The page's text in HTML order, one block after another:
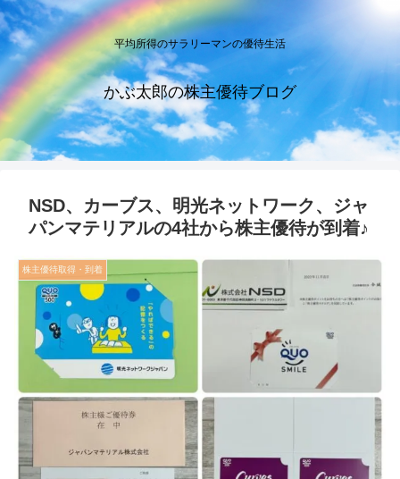
平均所得のサラリーマンの優待生活
かぶ太郎の株主優待ブログ
NSD、カーブス、明光ネットワーク、ジャ
パンマテリアルの4社から株主優待が到着♪
株主優待取得・到着